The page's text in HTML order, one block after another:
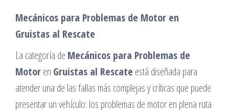
Mecánicos para Problemas de Motor en
Gruistas al Rescate
La categoría de Mecánicos para Problemas de
Motoren Gruistas al Rescate está diseñada para
atender una de las fallas más complejas y críticas que puede
presentar un vehículo: los problemas de motor en plena ruta